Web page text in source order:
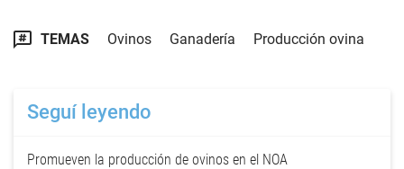
TEMAS Ovinos Ganadería Producción ovina
Seguí leyendo
Promueven la producción de ovinos en el NOA